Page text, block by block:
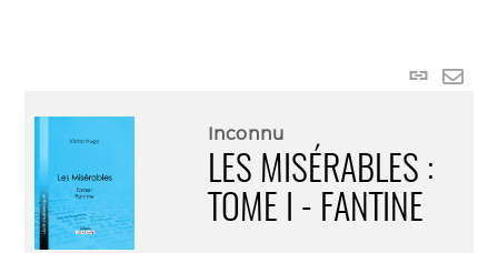
Lien
Inconnu
LES MISÉRABLES :
TOME I - FANTINE